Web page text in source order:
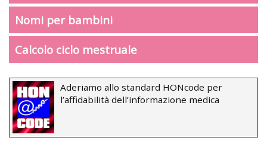
Nomi per bambini
Calcolo ciclo mestruale
Aderiamo allo standard HONcode per
l’affidabilità dell’informazione medica